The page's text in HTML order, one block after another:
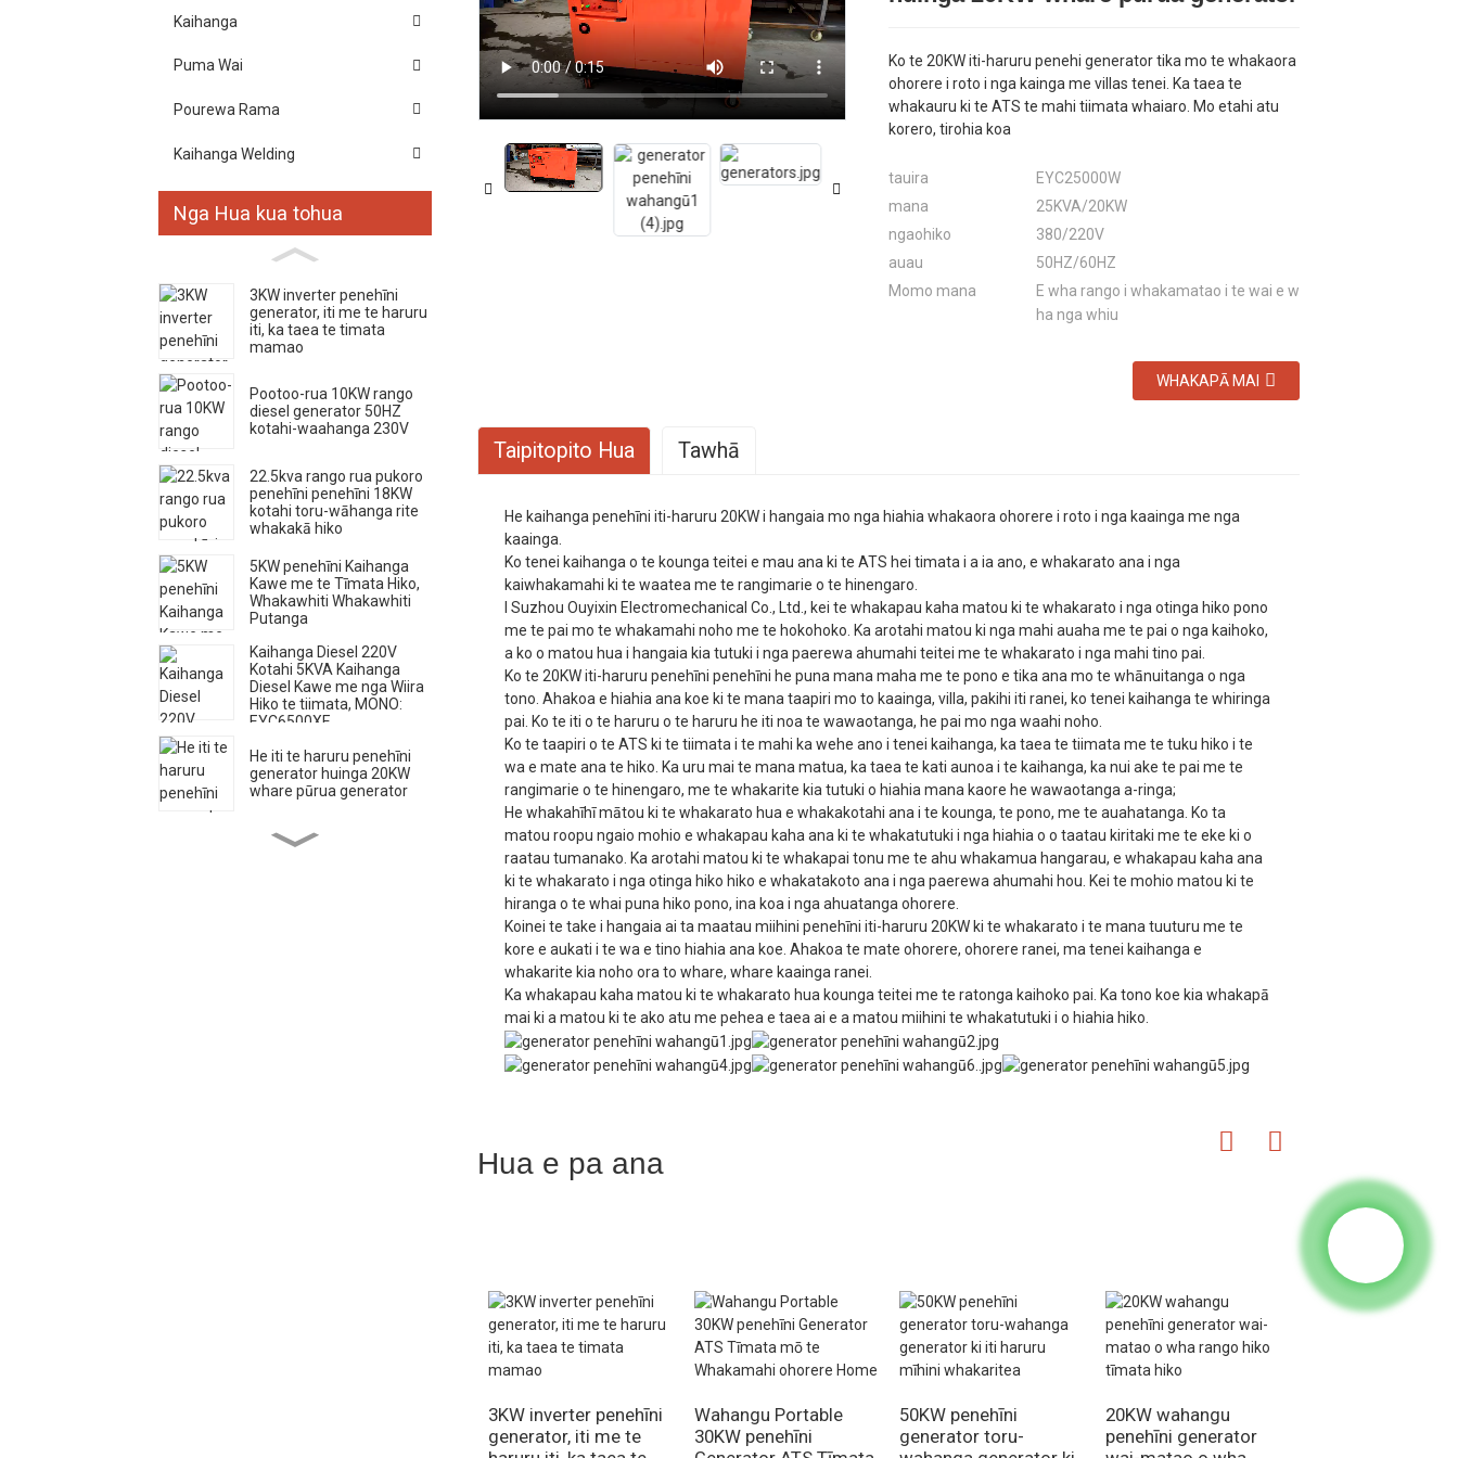
Kaihanga
Puma Wai
Pourewa Rama
Kaihanga Welding
Nga Hua kua tohua
3KW inverter penehīni
generator, iti me te haruru
iti, ka taea te timata
mamao
Pootoo-rua 10KW rango
diesel generator 50HZ
kotahi-waahanga 230V
22.5kva rango rua pukoro
penehīni penehīni 18KW
kotahi toru-wāhanga rite
whakakā hiko
5KW penehīni Kaihanga
Kawe me te Tīmata Hiko,
Whakawhiti Whakawhiti
Putanga
Kaihanga Diesel 220V
Kotahi 5KVA Kaihanga
Diesel Kawe me nga Wiira
Hiko te tiimata, MONO:
EYC6500XE
He iti te haruru penehīni
generator huinga 20KW
whare pūrua generator
Ko te rere nui o te miihini
Ko te 20KW iti-haruru penehi generator tika mo te whakaora
ohorere i roto i nga kainga me villas tenei. Ka taea te
whakauru ki te ATS te mahi tiimata whaiaro. Mo etahi atu
korero, tirohia koa
tauira
EYC25000W
mana
25KVA/20KW
ngaohiko
380/220V
auau
50HZ/60HZ
Momo mana
E wha rango i whakamatao i te wai e w
ha nga whiu
WHAKAPĀ MAI
Taipitopito Hua Tawhā
He kaihanga penehīni iti-haruru 20KW i hangaia mo nga hiahia whakaora ohorere i roto i nga kaainga me nga
kaainga.
Ko tenei kaihanga o te kounga teitei e mau ana ki te ATS hei timata i a ia ano, e whakarato ana i nga
kaiwhakamahi ki te waatea me te rangimarie o te hinengaro.
I Suzhou Ouyixin Electromechanical Co., Ltd., kei te whakapau kaha matou ki te whakarato i nga otinga hiko pono
me te pai mo te whakamahi noho me te hokohoko. Ka arotahi matou ki nga mahi auaha me te pai o nga kaihoko,
a ko o matou hua i hangaia kia tutuki i nga paerewa ahumahi teitei me te whakarato i nga mahi tino pai.
Ko te 20KW iti-haruru penehīni penehīni he puna mana maha me te pono e tika ana mo te whānuitanga o nga
tono. Ahakoa e hiahia ana koe ki te mana taapiri mo to kaainga, villa, pakihi iti ranei, ko tenei kaihanga te whiringa
pai. Ko te iti o te haruru o te haruru he iti noa te wawaotanga, he pai mo nga waahi noho.
Ko te taapiri o te ATS ki te tiimata i te mahi ka wehe ano i tenei kaihanga, ka taea te tiimata me te tuku hiko i te
wa e mate ana te hiko. Ka uru mai te mana matua, ka taea te kati aunoa i te kaihanga, ka nui ake te pai me te
rangimarie o te hinengaro, me te whakarite kia tutuki o hiahia mana kaore he wawaotanga a-ringa;
He whakahīhī mātou ki te whakarato hua e whakakotahi ana i te kounga, te pono, me te auahatanga. Ko ta
matou roopu ngaio mohio e whakapau kaha ana ki te whakatutuki i nga hiahia o o taatau kiritaki me te eke ki o
raatau tumanako. Ka arotahi matou ki te whakapai tonu me te ahu whakamua hangarau, e whakapau kaha ana
ki te whakarato i nga otinga hiko hiko e whakatakoto ana i nga paerewa ahumahi hou. Kei te mohio matou ki te
hiranga o te whai puna hiko pono, ina koa i nga ahuatanga ohorere.
Koinei te take i hangaia ai ta maatau miihini penehīni iti-haruru 20KW ki te whakarato i te mana tuuturu me te
kore e aukati i te wa e tino hiahia ana koe. Ahakoa te mate ohorere, ohorere ranei, ma tenei kaihanga e
whakarite kia noho ora to whare, whare kaainga ranei.
Ka whakapau kaha matou ki te whakarato hua kounga teitei me te ratonga kaihoko pai. Ka tono koe kia whakapā
mai ki a matou ki te ako atu me pehea e taea ai e a matou miihini te whakatutuki i o hiahia hiko.
kaihanga
Aratau whakahihiri
AVR
Te mana matua
18KW
Ngaohiko whakatau
230V/400V
Apere kua whakatauhia
78A/26A
auau
50HZ
Wāhanga No.
Waahanga kotahi/Wahanga e
Tauwehe hiko (COSφ)
1/0.8
Koeke whakarara
pūkaha
Mihini
465F1
Poka × whiu
65x78mm
whakanekehanga
1050cc
Kohi wahie
≤374g/kw.h
Aratau tahu
Whakawera hiko
Momo miihini
te raina, e wha nga rango, e wha
nga whiu, te whakamatao i te wai
whakaoho
haruru
80dBA/7m
rahi
1160x725x850mm
Te taumaha kupenga
298kg
Hua e pa ana
3KW inverter penehīni
generator, iti me te
Wahangu Portable
30KW penehīni
50KW penehīni
generator toru-
20KW wahangu
penehīni generator